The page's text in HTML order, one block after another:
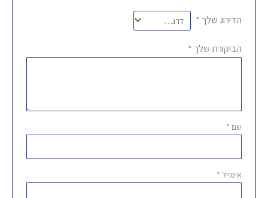
הדירוג שלך*
הביקורת שלך*
שם *
אימייל *